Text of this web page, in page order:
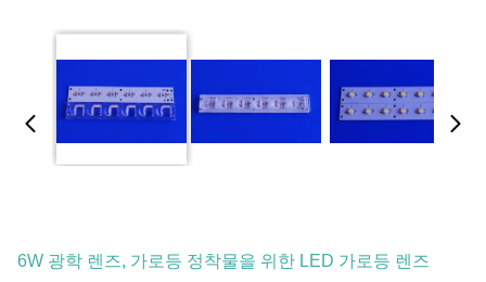
6W 광학 렌즈, 가로등 정착물을 위한 LED 가로등 렌즈